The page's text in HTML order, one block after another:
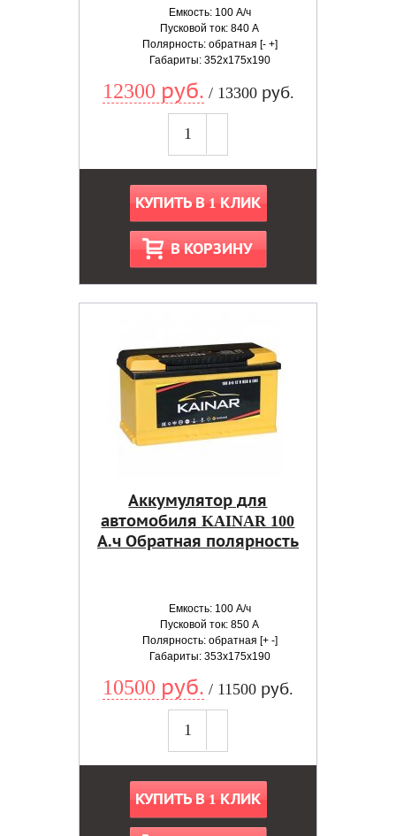
Емкость: 100 А/ч
Пусковой ток: 840 А
Полярность: обратная [- +]
Габариты: 352x175x190
12300 руб. / 13300 руб.
КУПИТЬ В 1 КЛИК
В КОРЗИНУ
Аккумулятор для
автомобиля KAINAR 100
А.ч Обратная полярность
Емкость: 100 А/ч
Пусковой ток: 850 А
Полярность: обратная [+ -]
Габариты: 353x175x190
10500 руб. / 11500 руб.
КУПИТЬ В 1 КЛИК